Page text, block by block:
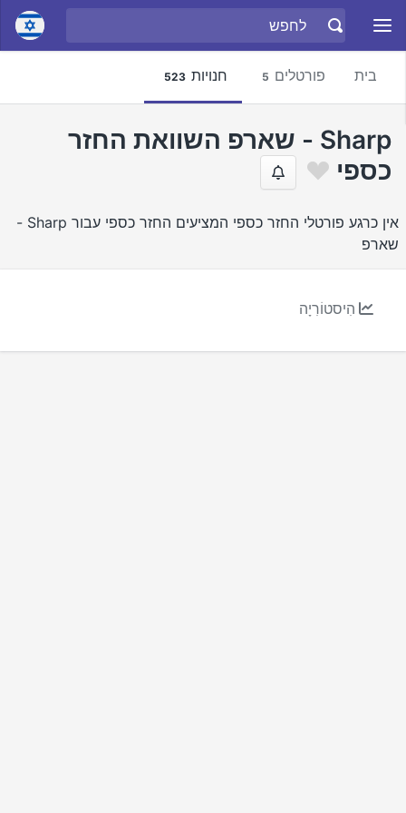
בית פורטלים 5 חנויות 523
Sharp - שארפ השוואת החזר
כספי
אין כרגע פורטלי החזר כספי המציעים החזר כספי עבור Sharp -
שארפ
הִיסטוֹרִיָה